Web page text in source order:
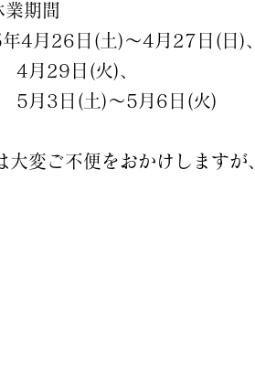
期間
4月26日(土)～4月27日(日)、
日(火)、
(土)～5月6日(火)
大変ご不便をおかけしますが